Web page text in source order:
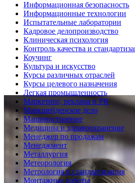
Информационная безопасность
Информационные технологии
Испытательные лаборатории
Кадровое делопроизводство
Клиническая психология
Контроль качества и
Коучинг
Культура и искусство
Курсы различных отраслей
Курсы целевого назначения
Легкая промышленность
Маркетинг, реклама и PR
Маркшейдерское дело
Машиностроение
Медицина и здравоохранение
Менеджер по продажам
Менеджмент
Металлургия
Метеорология
Метрология и стандартизация
Монтажные работы